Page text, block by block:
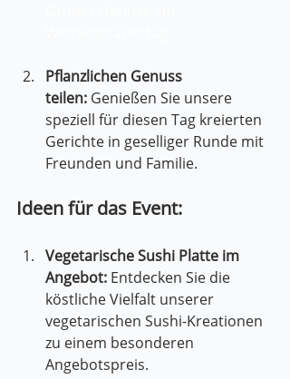
Pflanzlichen Genuss
teilen: Genießen Sie unsere
speziell für diesen Tag kreierten
Gerichte in geselliger Runde mit
Freunden und Familie.
Ideen für das Event:
Vegetarische Sushi Platte im
Angebot: Entdecken Sie die
köstliche Vielfalt unserer
vegetarischen Sushi-Kreationen
zu einem besonderen
Angebotspreis.